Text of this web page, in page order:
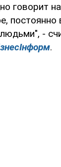
говорит
постоянно
-
.